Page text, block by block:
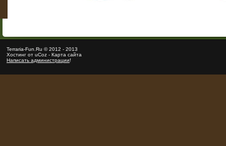
Terraria-Fun.Ru ©2012 - 2013
Хостинг от uCoz - Карта сайта
Написать администрации!